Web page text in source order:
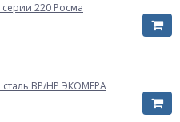
серии 220 Росма
сталь ВР/НР ЭКОМЕРА